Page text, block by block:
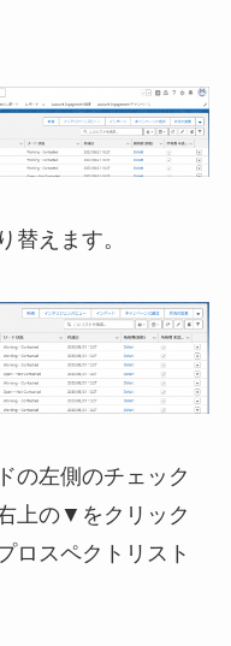
替えます。
の左側のチェック
上の▼をクリック
ロスペクトリスト